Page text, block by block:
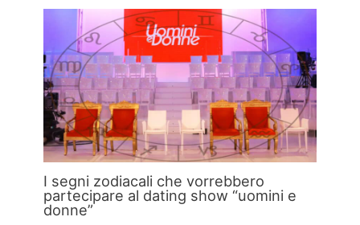
I segni zodiacali che vorrebbero
partecipare al dating show “uomini e
donne”